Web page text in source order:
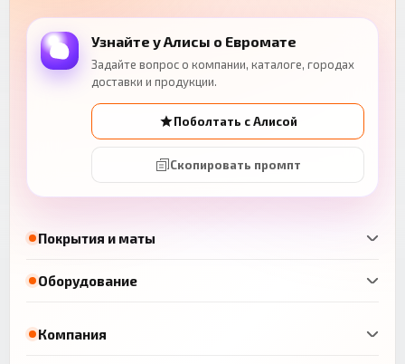
Покрытия и маты
Оборудование
Узнайте у Алисы о Евромате
Задайте вопрос о компании, каталоге, городах
доставки и продукции.
Поболтать с Алисой
Скопировать промпт
Компания